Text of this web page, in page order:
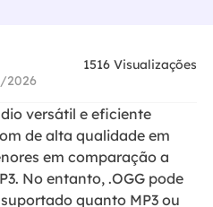
2026
1516 Visualizações
versátil e eficiente
de alta qualidade em
em comparação a
No entanto, .OGG pode
quanto MP3 ou